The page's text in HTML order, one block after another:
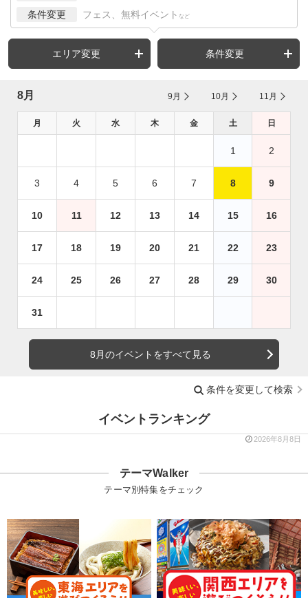
条件変更 フェス、無料イベント など
エリア変更 条件変更
8月 9月 10月 11月
月 火 水 木 金 土 日
1 2
3 4 5 6 7 8 9
10 11 12 13 14 15 16
17 18 19 20 21 22 23
24 25 26 27 28 29 30
31
8月のイベントをすべて見る
条件を変更して検索
イベントランキング
2026年8月8日
テーマWalker
テーマ別特集をチェック